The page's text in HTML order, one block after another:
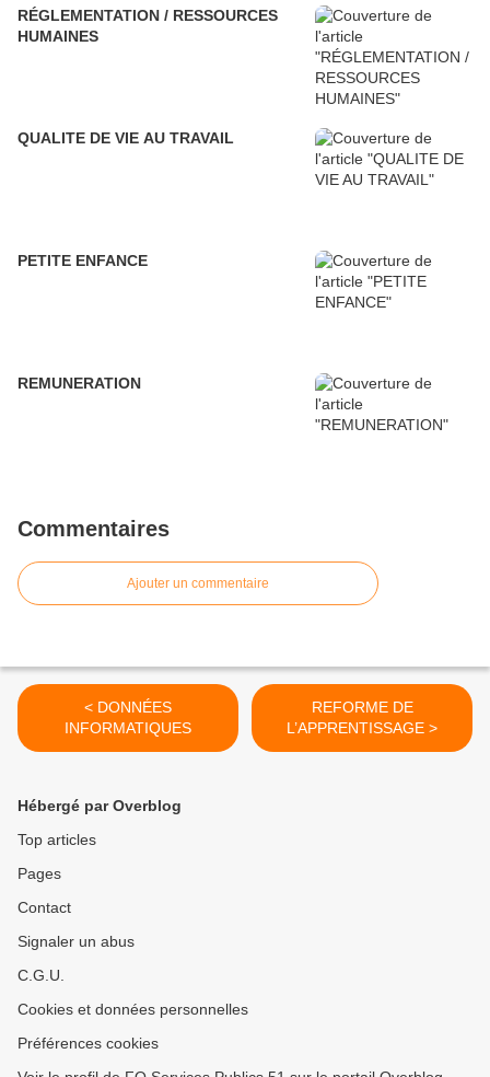
RÉGLEMENTATION / RESSOURCES
HUMAINES
QUALITE DE VIE AU TRAVAIL
PETITE ENFANCE
REMUNERATION
Commentaires
Ajouter un commentaire
< DONNÉES
INFORMATIQUES
REFORME DE
L’APPRENTISSAGE >
Hébergé par Overblog
Top articles
Pages
Contact
Signaler un abus
C.G.U.
Cookies et données personnelles
Préférences cookies